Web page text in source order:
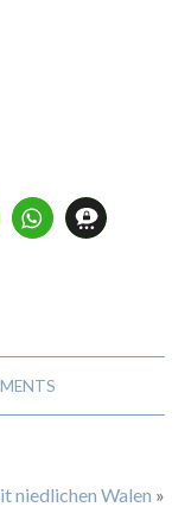
niedlichen Walen »